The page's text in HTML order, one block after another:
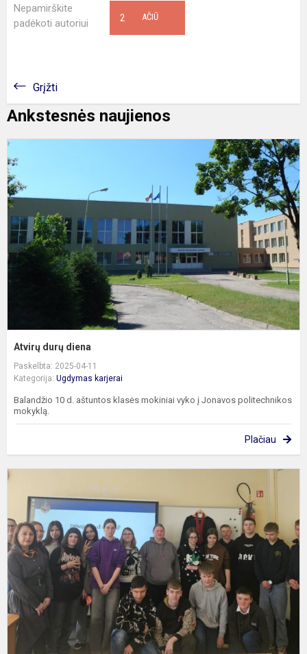
Nepamirškite
padėkoti autoriui
AČIŪ
2
Grįžti
Ankstesnės naujienos
Atvirų durų diena
Paskelbta: 2025-04-11
Kategorija: Ugdymas karjerai
Balandžio 10 d. aštuntos klasės mokiniai vyko į Jonavos politechnikos
mokyklą.
Plačiau